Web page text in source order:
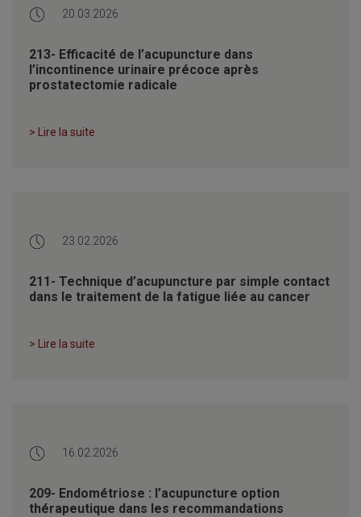
20.03.2026
213- Efficacité de l’acupuncture dans
l’incontinence urinaire précoce après
prostatectomie radicale
> Lire la suite
23.02.2026
211- Technique d’acupuncture par simple contact
dans le traitement de la fatigue liée au cancer
> Lire la suite
16.02.2026
209- Endométriose : l’acupuncture option
thérapeutique dans les recommandations